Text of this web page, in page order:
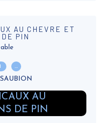
AU CHEVRE ET
PIN
…